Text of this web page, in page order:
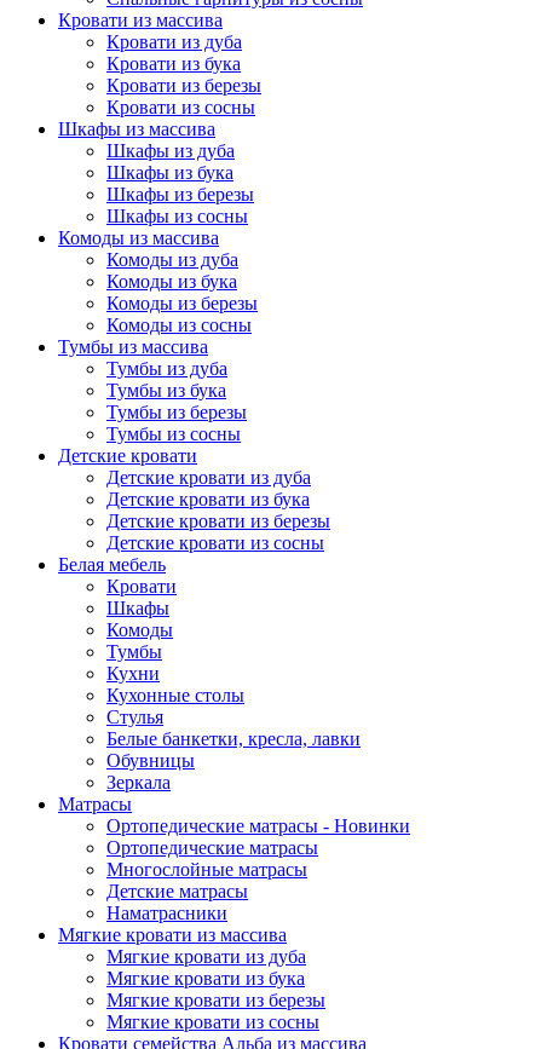
Кровати из массива
Кровати из дуба
Кровати из бука
Кровати из березы
Кровати из сосны
Шкафы из массива
Шкафы из дуба
Шкафы из бука
Шкафы из березы
Шкафы из сосны
Комоды из массива
Комоды из дуба
Комоды из бука
Комоды из березы
Комоды из сосны
Тумбы из массива
Тумбы из дуба
Тумбы из бука
Тумбы из березы
Тумбы из сосны
Детские кровати
Детские кровати из дуба
Детские кровати из бука
Детские кровати из березы
Детские кровати из сосны
Белая мебель
Кровати
Шкафы
Комоды
Тумбы
Кухни
Кухонные столы
Стулья
Белые банкетки, кресла, лавки
Обувницы
Зеркала
Матрасы
Ортопедические матрасы - Новинки
Ортопедические матрасы
Многослойные матрасы
Детские матрасы
Наматрасники
Мягкие кровати из массива
Мягкие кровати из дуба
Мягкие кровати из бука
Мягкие кровати из березы
Мягкие кровати из сосны
Кровати семейства Альба из массива